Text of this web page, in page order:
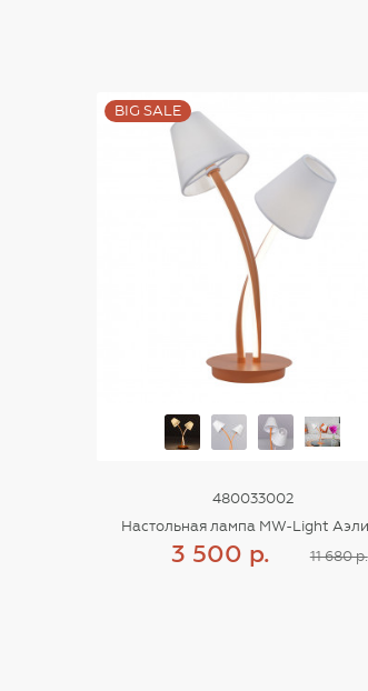
BIG SALE
480033002
Настольная лампа MW-Light
3 500 р.
11 680 р.